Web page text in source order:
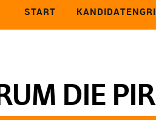
START
DIE